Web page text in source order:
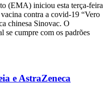
(EMA) iniciou esta terça-feira
contra a covid-19 “Vero
chinesa Sinovac. O
se cumpre com os padrões
e AstraZeneca